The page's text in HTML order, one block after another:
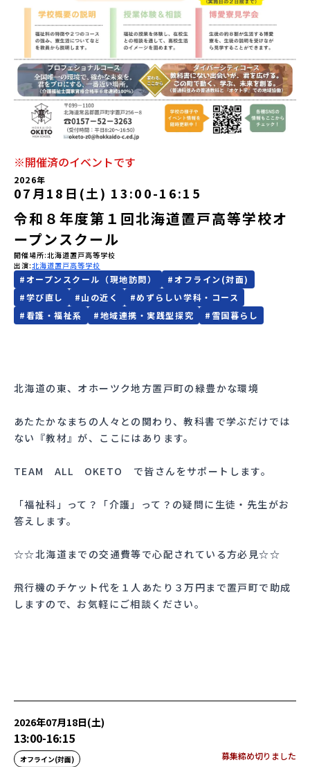
※開催済のイベントです
2026年
07月18日(土) 13:00-16:15
令和８年度第１回北海道置戸高等学校オ
ープンスクール
開催場所 北海道置戸高等学校
出演 北海道置戸高等学校
#オープンスクール（現地訪問） #オフライン(対面)
#学び直し #山の近く #めずらしい学科・コース
#看護・福祉系 #地域連携・実践型探究 #雪国暮らし
北海道の東、オホーツク地方置戸町の緑豊かな環境
あたたかなまちの人々との関わり、教科書で学ぶだけでは
ない『教材』が、ここにはあります。
TEAM ALL OKETO で皆さんをサポートします。
「福祉科」って？「介護」って？の疑問に生徒・先生がお
答えします。
☆☆北海道までの交通費等で心配されている方必見☆☆
飛行機のチケット代を１人あたり３万円まで置戸町で助成
しますので、お気軽にご相談ください。
2026年07月18日(土)
13:00-16:15
オフライン(対面) 募集締め切りました